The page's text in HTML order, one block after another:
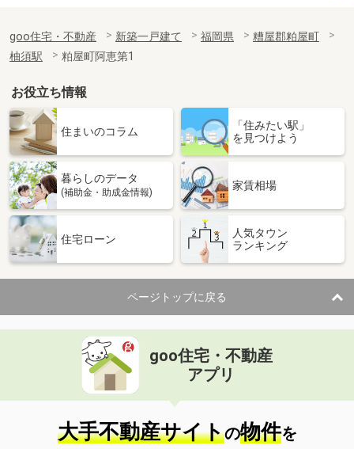
goo住宅・不動産 新築一戸建て 福岡県
糟屋郡粕屋町
柚須駅
粕屋町阿恵第1
お役立ち情報
住まいのコラム
「住みたい駅」
を見つけよう
暮らしのデータ
(補助金・助成金情報)
家賃相場
住宅ローン
人気タウン
ランキング
ページトップに戻る
goo住宅・不動産
アプリ
大手不動産サイトの物件を